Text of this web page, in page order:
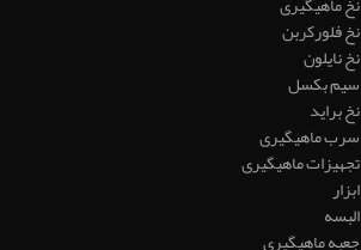
نخ فلورکربن
نخ نایلون
سیم بکسل
نخ براید
سرب ماهیگیری
تجهیزات ماهیگیری
ابزار
البسه
جعبه ماهیگیری